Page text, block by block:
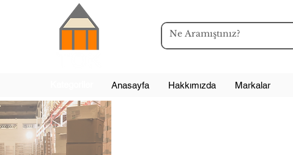
Anasayfa Hakkımızda Markalar